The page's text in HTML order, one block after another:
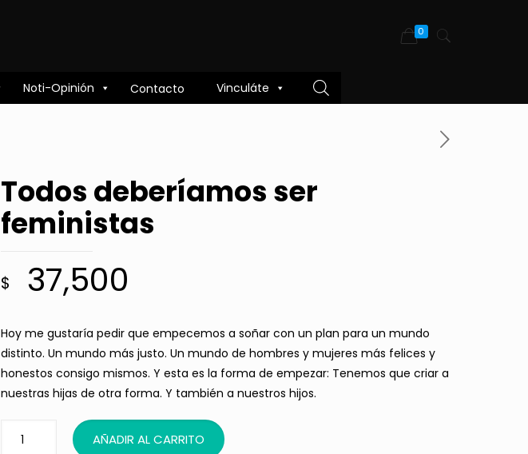
Noti-Opinión Contacto Vinculáte
0
Todos deberíamos ser
feministas
$ 37,500
Hoy me gustaría pedir que empecemos a soñar con un plan para un mundo
distinto. Un mundo más justo. Un mundo de hombres y mujeres más felices y
honestos consigo mismos. Y esta es la forma de empezar: Tenemos que criar a
nuestras hijas de otra forma. Y también a nuestros hijos.
AÑADIR AL CARRITO